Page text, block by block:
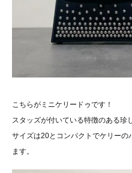
こちらがミニケリードゥです！
スタッズが付いている特徴のある珍
サイズは20とコンパクトでケリーの
ます。